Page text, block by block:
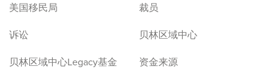
美国移民局
裁员
诉讼
贝林区域中心
贝林区域中心Legacy基金
资金来源